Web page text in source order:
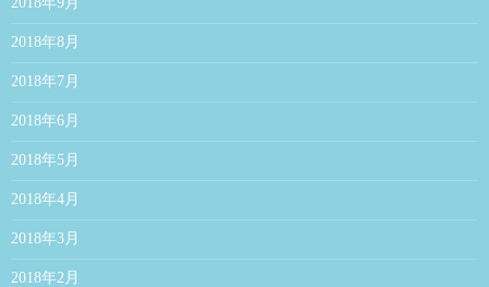
2018年8月
2018年7月
2018年6月
2018年5月
2018年4月
2018年3月
2018年2月